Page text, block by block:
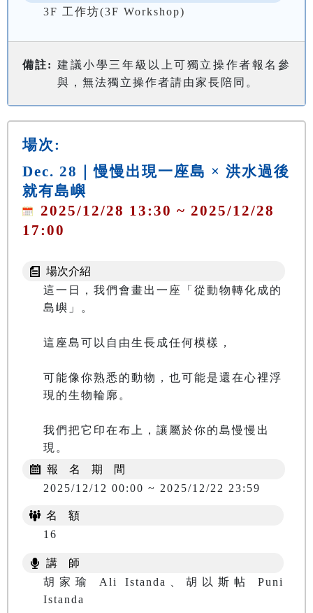
3F 工作坊(3F Workshop)
備註: 建議小學三年級以上可獨立操作者報名參
與，無法獨立操作者請由家長陪同。
場次:
Dec. 28｜慢慢出現一座島 × 洪水過後
就有島嶼
2025/12/28 13:30 ~ 2025/12/28
17:00
場次介紹
這一日，我們會畫出一座「從動物轉化成的
島嶼」。
這座島可以自由生長成任何模樣，
可能像你熟悉的動物，也可能是還在心裡浮
現的生物輪廓。
我們把它印在布上，讓屬於你的島慢慢出
現。
報 名 期 間
2025/12/12 00:00 ~ 2025/12/22 23:59
名 額
16
講 師
胡家瑜 Ali Istanda、胡以斯帖 Puni
Istanda